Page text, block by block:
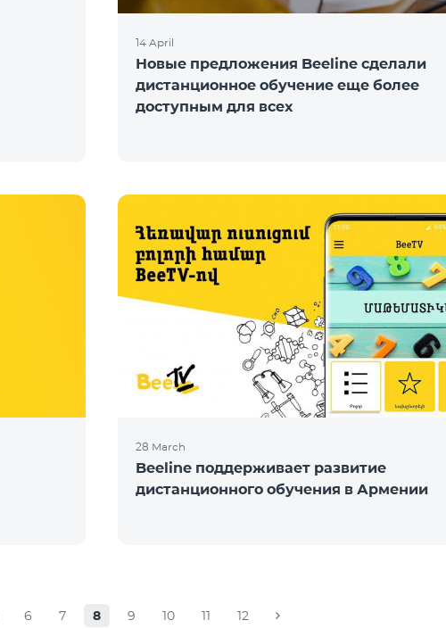
14 April
Новые предложения Beeline сделали
дистанционное обучение еще более
доступным для всех
28 March
Beeline поддерживает развитие
дистанционного обучения в Армении
6 7 8 9 10 11 12